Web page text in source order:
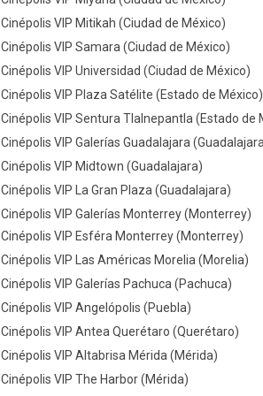
Cinépolis VIP Mitikah (Ciudad de México)
Cinépolis VIP Samara (Ciudad de México)
Cinépolis VIP Universidad (Ciudad de México)
Cinépolis VIP Plaza Satélite (Estado de México)
Cinépolis VIP Sentura Tlalnepantla (Estado de
Cinépolis VIP Galerías Guadalajara
Cinépolis VIP Midtown (Guadalajara)
Cinépolis VIP La Gran Plaza (Guadalajara)
Cinépolis VIP Galerías Monterrey (Monterrey)
Cinépolis VIP Esféra Monterrey (Monterrey)
Cinépolis VIP Las Américas Morelia (Morelia)
Cinépolis VIP Galerías Pachuca (Pachuca)
Cinépolis VIP Angelópolis (Puebla)
Cinépolis VIP Antea Querétaro (Querétaro)
Cinépolis VIP Altabrisa Mérida (Mérida)
Cinépolis VIP The Harbor (Mérida)